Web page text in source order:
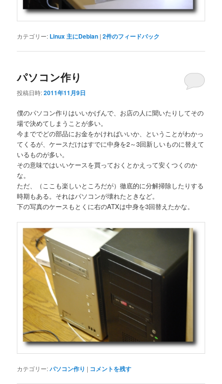
カテゴリー: Linux 主にDebian |2件のフィードバック
パソコン作り
投稿日時:2011年11月9日
僕のパソコン作りはいいかげんで、お店の人に聞いたりしてその
場で決めてしまうことが多い。
今まででどの部品にお金をかければいいか、ということがわかっ
てくるが、ケースだけはすでに中身を2～3回新しいものに替えて
いるものが多い。
その意味ではいいケースを買っておくとかえって安くつくのか
な。
ただ、（ここも楽しいところだが）徹底的に分解掃除したりする
時期もある。それはパソコンが壊れたときなど。
下の写真のケースもとくに右のATXは中身を3回替えたかな。
カテゴリー:パソコン作り | コメントを残す